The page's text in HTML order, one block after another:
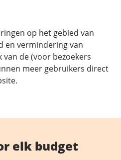
op het gebied van
en vermindering van
de (voor bezoekers
meer gebruikers direct
elk budget